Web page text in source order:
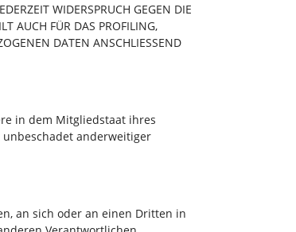
WIDERSPRUCH GEGEN DIE
AUCH FÜR DAS PROFILING,
DATEN ANSCHLIESSEND
in dem Mitgliedstaat ihres
anderweitiger
an sich oder an einen Dritten in